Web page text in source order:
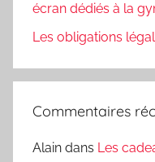
écran dédiés à la
Les obligations
Commentaires
Alain dans Les